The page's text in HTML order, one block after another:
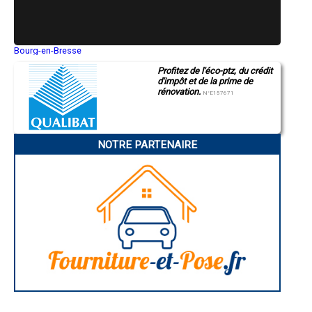
- Entreprise de rénovation immobilière à Steinbourg
- Entreprise de rénovation immobilière à Ebersheim
- Entreprise de rénovation immobilière à Griesheim-près-Molsheim
- Entreprise de rénovation immobilière à Herbitzheim
- Entreprise de rénovation immobilière à Beinheim
- Entreprise de rénovation immobilière à Muttersholtz
- Entreprise de rénovation immobilière à Dambach-la-Ville
- Entreprise de rénovation immobilière à Andlau
- Entreprise de rénovation immobilière à Seebach
- Entreprise de rénovation immobilière à Entzheim
- Entreprise de rénovation immobilière à Wœrth
- Entreprise de rénovation immobilière à Oberhaslach
- Entreprise de rénovation immobilière à Ville
- Entreprise de rénovation immobilière à Mommenheim
- Entreprise de rénovation immobilière à Lembach
- Entreprise de rénovation immobilière à Still
- Entreprise de rénovation immobilière à Mittelhausbergen
- Entreprise de rénovation immobilière à Nordhouse
Bourg-en-Bresse
Montluçon
Manosque
Gap
Charleville-Mézières
Pamiers
Narbonne
Saint-Brieuc
Besançon
Profitez de l'éco-ptz, du crédit
d'impôt et de la prime de
rénovation. N°E157671
NOTRE PARTENAIRE